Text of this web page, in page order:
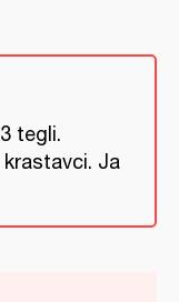
tegli.
krastavci. Ja